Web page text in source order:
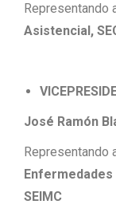
Representando
Asistencial,
José Ramón
Representando
SEIMC